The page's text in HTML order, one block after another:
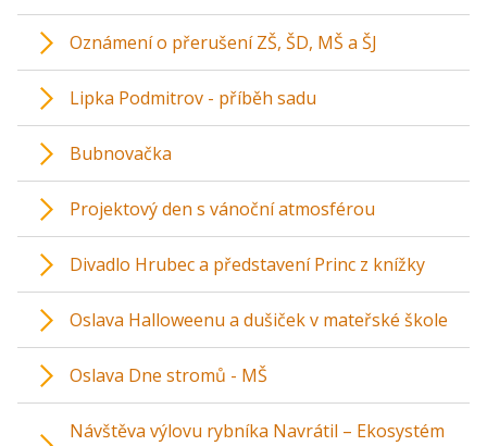
Oznámení o přerušení ZŠ, ŠD, MŠ a ŠJ
Lipka Podmitrov - příběh sadu
Bubnovačka
Projektový den s vánoční atmosférou
Divadlo Hrubec a představení Princ z knížky
Oslava Halloweenu a dušiček v mateřské škole
Oslava Dne stromů - MŠ
Návštěva výlovu rybníka Navrátil – Ekosystém